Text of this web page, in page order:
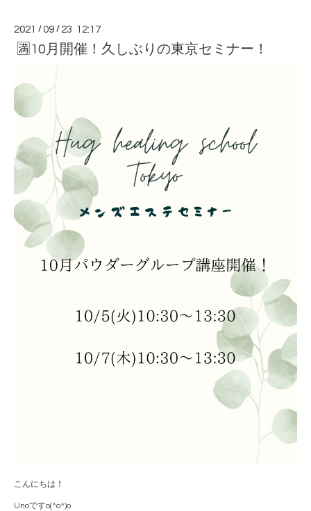
2021 /09 / 23 12:17
🈵10月開催！久しぶりの東京セミナー！
こんにちは！
Unoですo(^o^)o